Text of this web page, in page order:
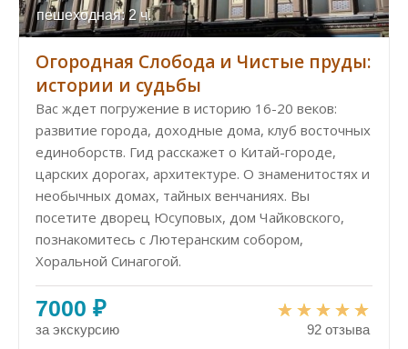
пешеходная: 2 ч.
Огородная Слобода и Чистые пруды:
истории и судьбы
Вас ждет погружение в историю 16-20 веков:
развитие города, доходные дома, клуб восточных
единоборств. Гид расскажет о Китай-городе,
царских дорогах, архитектуре. О знаменитостях и
необычных домах, тайных венчаниях. Вы
посетите дворец Юсуповых, дом Чайковского,
познакомитесь с Лютеранским собором,
Хоральной Синагогой.
7000 ₽
за экскурсию 92 отзыва